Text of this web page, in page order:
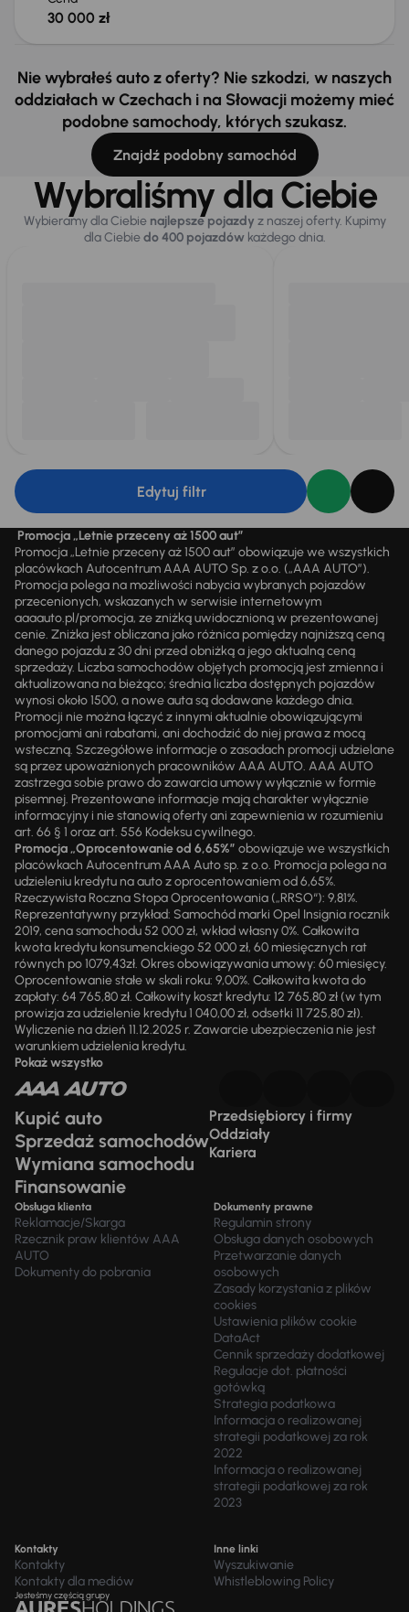
30 000 zł
Nie wybrałeś auto z oferty? Nie szkodzi, w naszych
oddziałach w Czechach i na Słowacji możemy mieć
podobne samochody, których szukasz.
Znajdź podobny samochód
Wybraliśmy dla Ciebie
Wybieramy dla Ciebie najlepsze pojazdy z naszej oferty. Kupimy
dla Ciebiedo 400 pojazdówkażdego dnia.
Edytuj filtr
Promocja „Letnie przeceny aż 1500 aut”
Promocja „Letnie przeceny aż 1500 aut” obowiązuje we wszystkich
placówkach Autocentrum AAA AUTO Sp. z o.o. („AAA AUTO”).
Promocja polega na możliwości nabycia wybranych pojazdów
przecenionych, wskazanych w serwisie internetowym
aaaauto.pl/promocja, ze zniżką uwidocznioną w prezentowanej
cenie. Zniżka jest obliczana jako różnica pomiędzy najniższą ceną
danego pojazdu z 30 dni przed obniżką a jego aktualną ceną
sprzedaży. Liczba samochodów objętych promocją jest zmienna i
aktualizowana na bieżąco; średnia liczba dostępnych pojazdów
wynosi około 1500, a nowe auta są dodawane każdego dnia.
Promocji nie można łączyć z innymi aktualnie obowiązującymi
promocjami ani rabatami, ani dochodzić do niej prawa z mocą
wsteczną. Szczegółowe informacje o zasadach promocji udzielane
są przez upoważnionych pracowników AAA AUTO. AAA AUTO
zastrzega sobie prawo do zawarcia umowy wyłącznie w formie
pisemnej. Prezentowane informacje mają charakter wyłącznie
informacyjny i nie stanowią oferty ani zapewnienia w rozumieniu
art. 66 § 1 oraz art. 556 Kodeksu cywilnego.
Promocja „Oprocentowanie od 6,65%” obowiązuje we wszystkich
placówkach Autocentrum AAA Auto sp. z o.o. Promocja polega na
udzieleniu kredytu na auto z oprocentowaniem od 6,65%.
Rzeczywista Roczna Stopa Oprocentowania („RRSO“): 9,81%.
Reprezentatywny przykład: Samochód marki Opel Insignia rocznik
2019, cena samochodu 52 000 zł, wkład własny 0%. Całkowita
kwota kredytu konsumenckiego 52 000 zł, 60 miesięcznych rat
równych po 1079,43zł. Okres obowiązywania umowy: 60 miesięcy.
Oprocentowanie stałe w skali roku: 9,00%. Całkowita kwota do
zapłaty: 64 765,80 zł. Całkowity koszt kredytu: 12 765,80 zł (w tym
prowizja za udzielenie kredytu 1 040,00 zł, odsetki 11 725,80 zł).
Wyliczenie na dzień 11.12.2025 r. Zawarcie ubezpieczenia nie jest
warunkiem udzielenia kredytu.
Pokaż wszystko
Kupić auto
Sprzedaż samochodów
Wymiana samochodu
Finansowanie
Przedsiębiorcy i firmy
Oddziały
Kariera
Obsługa klienta
Reklamacje/Skarga
Rzecznik praw klientów AAA
AUTO
Dokumenty do pobrania
Dokumenty prawne
Regulamin strony
Obsługa danych osobowych
Przetwarzanie danych
osobowych
Zasady korzystania z plików
cookies
Ustawienia plików cookie
DataAct
Cennik sprzedaży dodatkowej
Regulacje dot. płatności
gotówką
Strategia podatkowa
Informacja o realizowanej
strategii podatkowej za rok
2022
Informacja o realizowanej
strategii podatkowej za rok
2023
Kontakty
Kontakty
Kontakty dla mediów
Inne linki
Wyszukiwanie
Whistleblowing Policy
Jesteśmy częścią grupy